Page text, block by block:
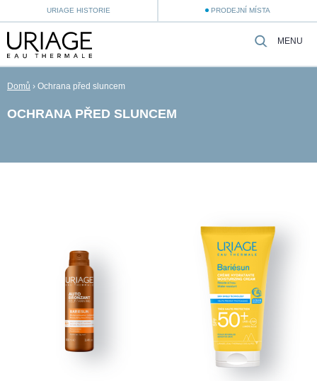
URIAGE HISTORIE PRODEJNÍ MÍSTA
MENU
Domů › Ochrana před sluncem
OCHRANA PŘED SLUNCEM